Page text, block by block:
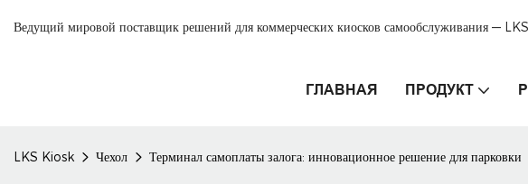
Ведущий мировой поставщик решений для коммерческих киосков самообслуживания —
ГЛАВНАЯ ПРОДУКТ
LKS Kiosk Чехол Терминал самоплаты залога: инновационное решение для парковки